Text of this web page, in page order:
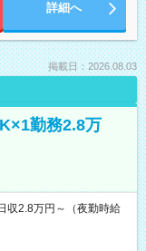
詳細へ
掲載日：2026.08.03
勤務2.8万
2.8万円～（夜勤時給